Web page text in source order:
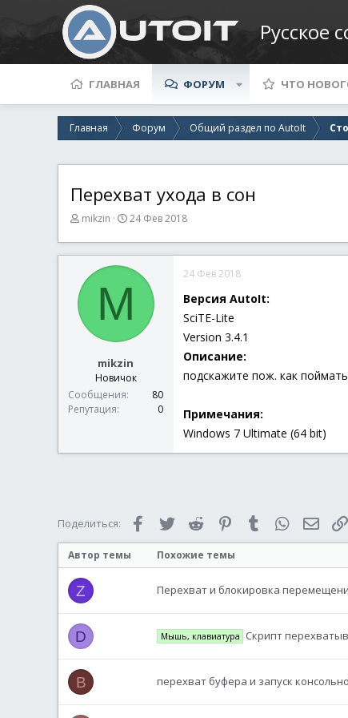
Русское
ГЛАВНАЯ ФОРУМ ЧТО
Главная Форум Общий раздел по AutoIt
Перехват ухода в сон
А
т
р
т
м
ы
mikzin
Д
т
н
а
а
24 Фев 2018
M
mikzin
Новичок
Сообщения
80
Репутация
0
24 Фев 2018
Версия AutoIt:
SciTE-Lite
Version 3.4.1
Описание:
подскажите пож. как
Примечания:
Windows 7 Ultimate (64 bit)
Поделиться: FacebookTwitter Reddit PinterestTumblr WhatsApp
Автор темы Похожие темы
Z Перехват и блокировка
D Мышь, клавиатура Скрипт
B перехват буфера и запуск